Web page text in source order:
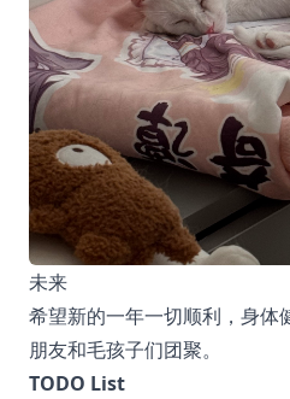
未来
希望新的一年一切顺利，身体
朋友和毛孩子们团聚。
TODO List